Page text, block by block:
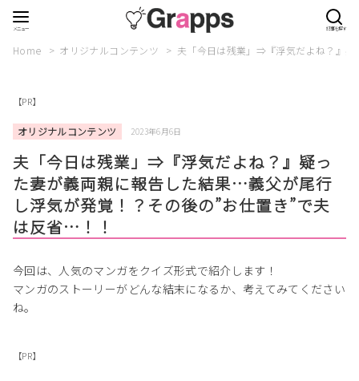
Home オリジナルコンテンツ 夫「今日は残業」⇒『浮気だよね？』
【PR】
オリジナルコンテンツ 2023年6月6日
夫「今日は残業」⇒『浮気だよね？』疑っ
た妻が義両親に報告した結果…義父が尾行
し浮気が発覚！？その後の”お仕置き”で夫
は反省…！！
今回は、人気のマンガをクイズ形式で紹介します！
マンガのストーリーがどんな結末になるか、考えてみてください
ね。
【PR】